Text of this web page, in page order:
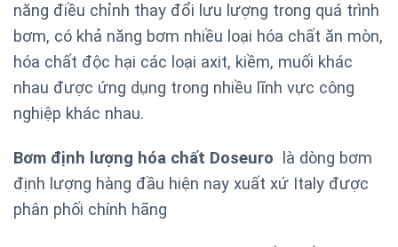
năng điều chỉnh thay đổi lưu lượng trong quá trình
bơm, có khả năng bơm nhiều loại hóa chất ăn mòn,
hóa chất độc hại các loại axit, kiềm, muối khác
nhau được ứng dụng trong nhiều lĩnh vực công
nghiệp khác nhau.
Bơm định lượng hóa chất Doseuro
là dòng bơm
định lượng hàng đầu hiện nay xuất xứ Italy được
phân phối chính hãng